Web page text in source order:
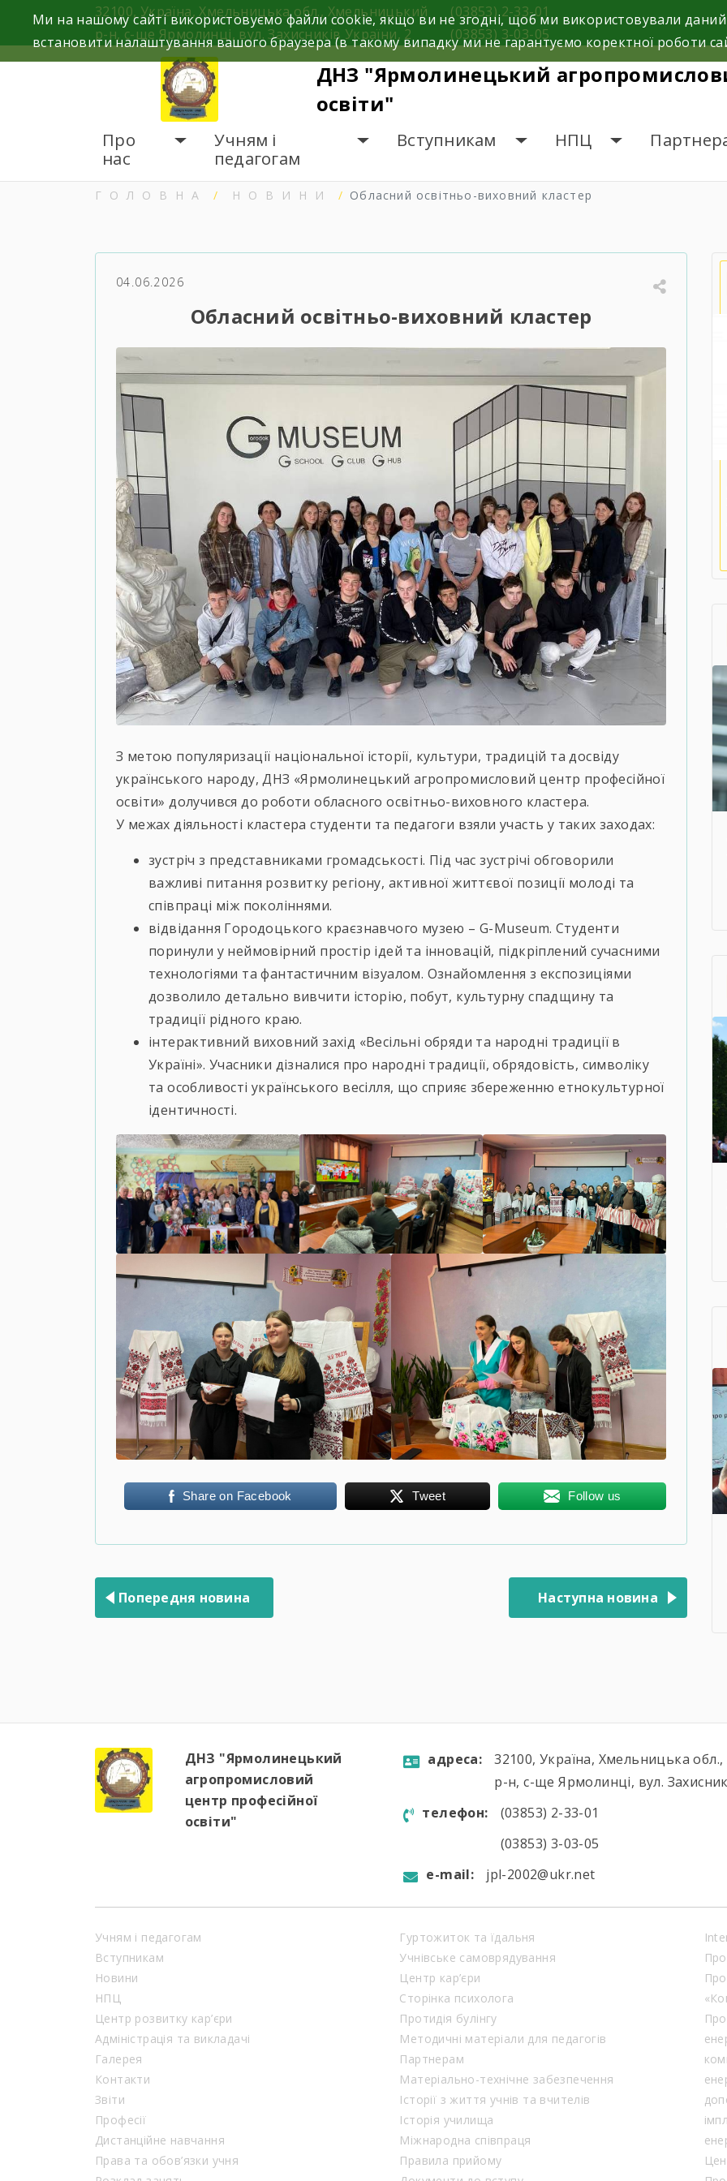
32100, Україна, Хмельницька обл., Хмельницький
р-н, с-ще Ярмолинці, вул. Захисників України, 2
(03853) 2-33-01
(03853) 3-03-05
ДНЗ "Ярмолинецький
освіти"
Про
нас
Учням і
педагогам
Вступникам НПЦ
ГОЛОВНА НОВИНИ Обласний освітньо-виховний кластер
04.06.2026
Обласний освітньо-виховний кластер
З метою популяризації національної історії, культури, традицій та досвіду
українського народу, ДНЗ «Ярмолинецький агропромисловий центр професійної
освіти» долучився до роботи обласного освітньо-виховного кластера.
У межах діяльності кластера студенти та педагоги взяли участь у таких заходах:
зустріч з представниками громадськості. Під час зустрічі обговорили
важливі питання розвитку регіону, активної життєвої позиції молоді та
співпраці між поколіннями.
відвідання Городоцького краєзнавчого музею – G-Museum. Студенти
поринули у неймовірний простір ідей та інновацій, підкріплений сучасними
технологіями та фантастичним візуалом. Ознайомлення з експозиціями
дозволило детально вивчити історію, побут, культурну спадщину та
традиції рідного краю.
інтерактивний виховний захід «Весільні обряди та народні традиції в
Україні». Учасники дізналися про народні традиції, обрядовість, символіку
та особливості українського весілля, що сприяє збереженню етнокультурної
ідентичності.
Share on Facebook Tweet Follow us
записів
Попередня новина Наступна новина
Ми на нашому сайті використовуємо файли cookie, якщо ви не згодні, щоб ми використовували
встановити налаштування вашого браузера (в такому випадку ми не гарантуємо коректної роботи
ДНЗ "Ярмолинецький
агропромисловий
центр професійної
освіти"
aдресa:
32100, Україна, Хмельницька
р-н, с-ще Ярмолинці, вул.
телефон:
(03853) 2-33-01
(03853) 3-03-05
e-mail:
jpl-2002@ukr.net
Учням і педагогам
Вступникам
Новини
НПЦ
Центр розвитку кар’єри
Адміністрація та викладачі
Галерея
Контакти
Звіти
Професії
Дистанційне навчання
Права та обов’язки учня
Гуртожиток та їдальня
Учнівське самоврядування
Центр кар’єри
Сторінка психолога
Протидія булінгу
Методичні матеріали для педагогів
Партнерам
Матеріально-технічне забезпечення
Історії з життя учнів та вчителів
Історія училища
Міжнародна співпраця
Правила прийому